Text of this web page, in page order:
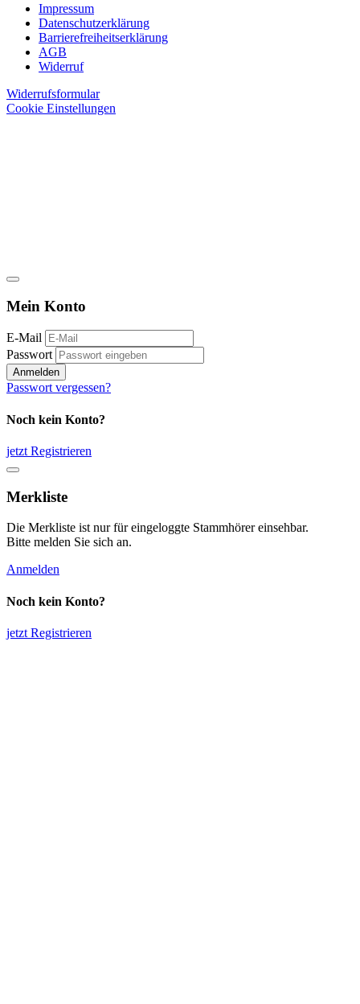
Impressum
Datenschutzerklärung
Barrierefreiheitserklärung
AGB
Widerruf
Widerrufsformular
Cookie Einstellungen
Mein Konto
E-Mail
Passwort
Anmelden
Passwort vergessen?
Noch kein Konto?
jetzt Registrieren
Merkliste
Die Merkliste ist nur für eingeloggte Stammhörer einsehbar.
Bitte melden Sie sich an.
Anmelden
Noch kein Konto?
jetzt Registrieren